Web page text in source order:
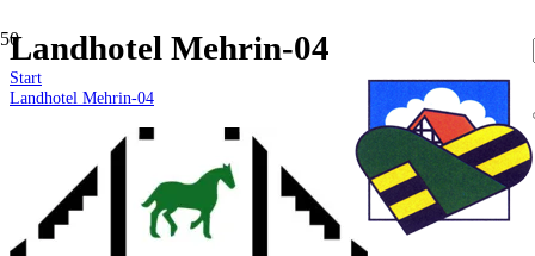
Landhotel Mehrin-04
Start
Landhotel Mehrin-04